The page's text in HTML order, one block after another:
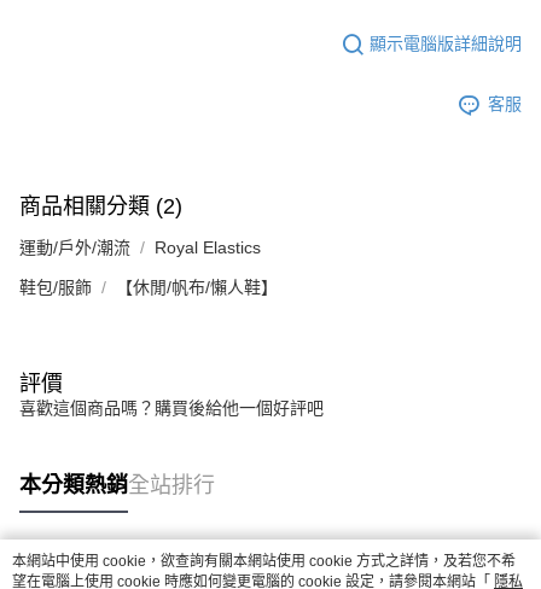
顯示電腦版詳細說明
客服
商品相關分類 (2)
運動/戶外/潮流 Royal Elastics
鞋包/服飾 【休閒/帆布/懶人鞋】
評價
喜歡這個商品嗎？購買後給他一個好評吧
本分類熱銷全站排行
熱門標籤
本網站中使用 cookie，欲查詢有關本網站使用 cookie 方式之詳情，及若您不希
望在電腦上使用 cookie 時應如何變更電腦的 cookie 設定，請參閱本網站「 隱私